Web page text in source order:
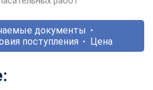
документы
поступления Цена